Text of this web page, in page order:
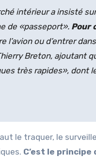
intérieur a insisté
de «passeport». Pour
l’avion ou d’entrer
Breton, ajoutant
très rapides», dont
le traquer, le
C’est le principe